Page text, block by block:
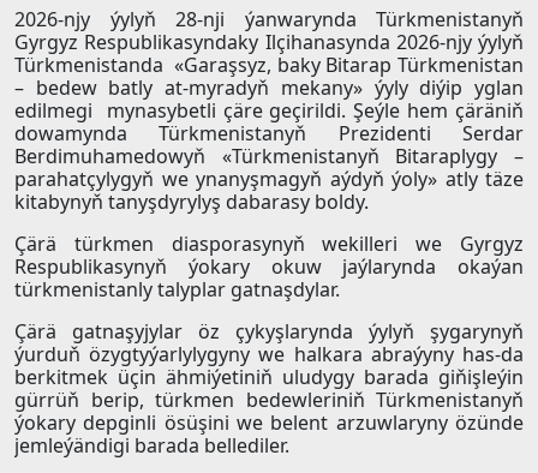
2026-njy ýylyň 28-nji ýanwarynda Türkmenistanyň
Gyrgyz Respublikasyndaky Ilçihanasynda 2026-njy ýylyň
Türkmenistanda «Garaşsyz, baky Bitarap Türkmenistan
– bedew batly at-myradyň mekany» ýyly diýip yglan
edilmegi mynasybetli çäre geçirildi. Şeýle hem çäräniň
dowamynda Türkmenistanyň Prezidenti Serdar
Berdimuhamedowyň «Türkmenistanyň Bitaraplygy –
parahatçylygyň we ynanyşmagyň aýdyň ýoly» atly täze
kitabynyň tanyşdyrylyş dabarasy boldy.
Çärä türkmen diasporasynyň wekilleri we Gyrgyz
Respublikasynyň ýokary okuw jaýlarynda okaýan
türkmenistanly talyplar gatnaşdylar.
Çärä gatnaşyjylar öz çykyşlarynda ýylyň şygarynyň
ýurduň özygtyýarlylygyny we halkara abraýyny has-da
berkitmek üçin ähmiýetiniň uludygy barada giňişleýin
gürrüň berip, türkmen bedewleriniň Türkmenistanyň
ýokary depginli ösüşini we belent arzuwlaryny özünde
jemleýändigi barada bellediler.